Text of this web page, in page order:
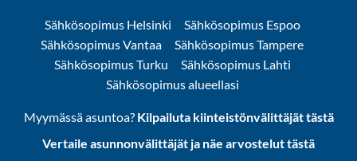
Sähkösopimus Helsinki
Sähkösopimus Espoo
Sähkösopimus Vantaa
Sähkösopimus Tampere
Sähkösopimus Turku
Sähkösopimus Lahti
Sähkösopimus alueellasi
Myymässä asuntoa? Kilpailuta kiinteistönvälittäjät tästä
Vertaile asunnonvälittäjät ja näe arvostelut tästä